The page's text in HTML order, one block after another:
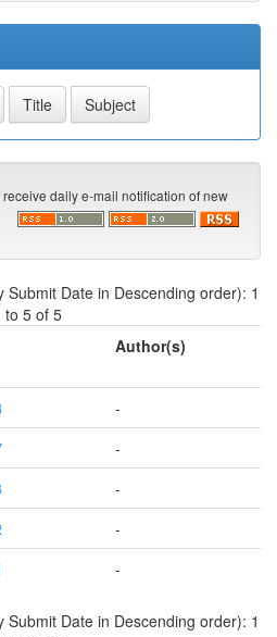
daily e-mail notification of new
Date in Descending order): 1
to 5 of 5
Author(s)
-
-
-
-
-
Date in Descending order): 1